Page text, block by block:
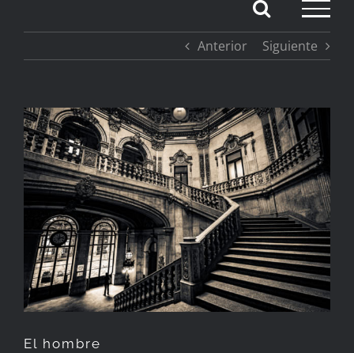
Anterior Siguiente
Ver
imagen
más
grande
El hombre